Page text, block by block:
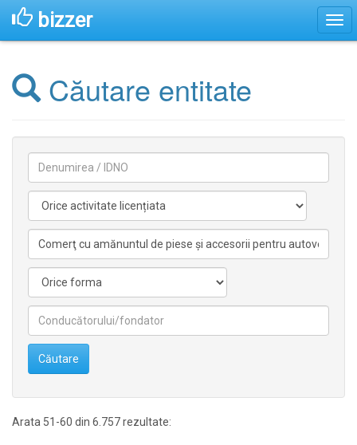
bizzer
Căutare entitate
licentiata
nelicentiata
Căutare
Arata 51-60 din 6.757 rezultate: